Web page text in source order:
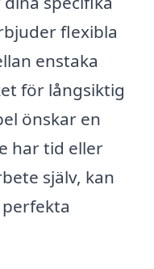
flexibla
enstaka
för långsiktig
önskar en
har tid eller
själv, kan